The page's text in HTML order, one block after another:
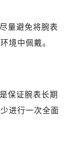
量避免将腕表
境中佩戴。
保证腕表长期
进行一次全面